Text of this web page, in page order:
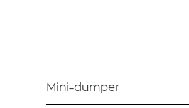
Mini-dumper